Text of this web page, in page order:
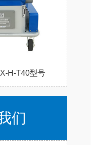
H-T40型号
们